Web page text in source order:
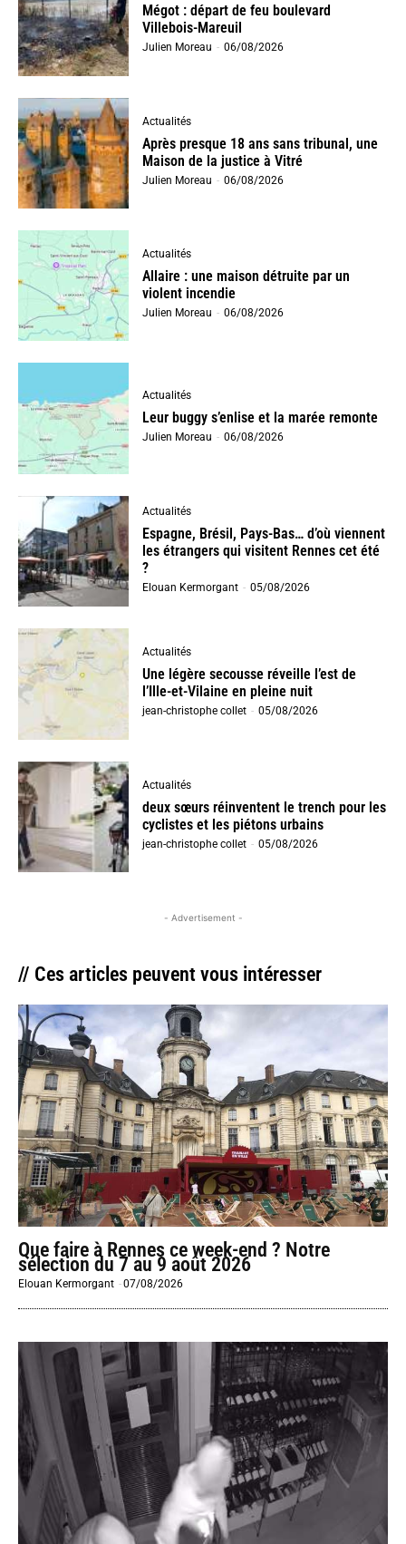
Mégot : départ de feu boulevard
Villebois-Mareuil
Julien Moreau - 06/08/2026
Actualités
Après presque 18 ans sans tribunal, une
Maison de la justice à Vitré
Julien Moreau - 06/08/2026
Actualités
Allaire : une maison détruite par un
violent incendie
Julien Moreau - 06/08/2026
Actualités
Leur buggy s’enlise et la marée remonte
Julien Moreau - 06/08/2026
Actualités
Espagne, Brésil, Pays-Bas… d’où viennent
les étrangers qui visitent Rennes cet été
?
Elouan Kermorgant - 05/08/2026
Actualités
Une légère secousse réveille l’est de
l’Ille-et-Vilaine en pleine nuit
jean-christophe collet - 05/08/2026
Actualités
deux sœurs réinventent le trench pour les
cyclistes et les piétons urbains
jean-christophe collet - 05/08/2026
- Advertisement -
// Ces articles peuvent vous intéresser
Que faire à Rennes ce week-end ? Notre
sélection du 7 au 9 août 2026
Elouan Kermorgant -07/08/2026